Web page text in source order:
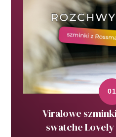
Viralowe
swatche